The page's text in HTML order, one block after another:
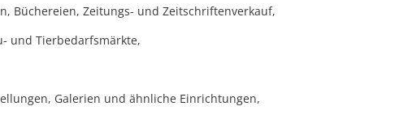
Büchereien, Zeitungs- und Zeitschriftenverkauf,
und Tierbedarfsmärkte,
Galerien und ähnliche Einrichtungen,